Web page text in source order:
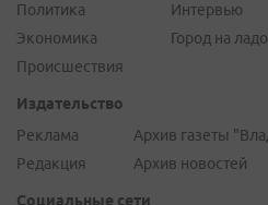
Политика
Экономика
Происшествия
Интервью
Город на
Издательство
Реклама
Редакция
Архив газеты
Архив новостей
Социальные сети